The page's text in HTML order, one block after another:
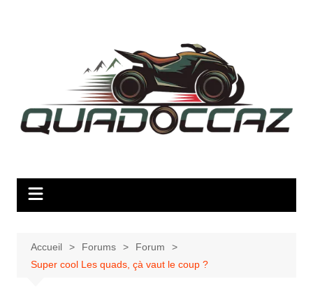
Accueil Forums
Forum
Super cool Les quads, çà vaut le coup ?